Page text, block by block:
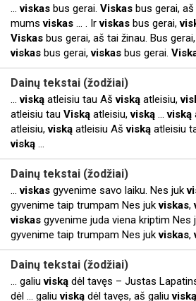
...viskas bus gerai. Viskas bus gerai,
mumsviskas ... . Irviskas bus gerai,
Viskas bus gerai, aš tai žinau. Bus
viskas bus gerai,viskas bus gerai.
Dainų tekstai (žodžiai)
...viską atleisiu tau Ašviską atleisiu,
atleisiu tau Viską atleisiu,viską ...viską
atleisiu,viską atleisiu Ašviską atleisiu
viską ...
Dainų tekstai (žodžiai)
...viskas gyvenime savo laiku. Nes juk
gyvenime taip trumpam Nes jukviskas,
viskas gyvenime juda viena kriptim Nes
gyvenime taip trumpam Nes jukviskas,
Dainų tekstai (žodžiai)
... galiuviską dėl tavęs – Justas
dėl ... galiuviską dėl tavęs, aš galiuviską